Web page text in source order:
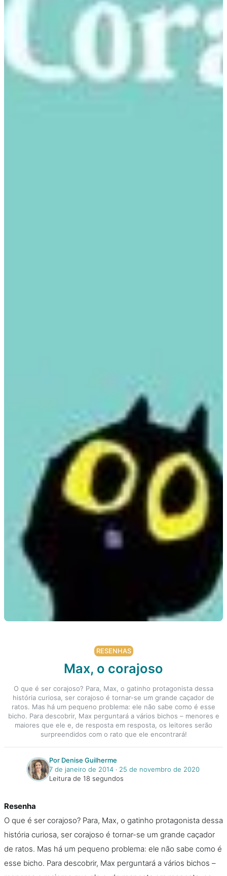
Assine
RESENHAS
Max, o corajoso
O que é ser corajoso? Para, Max, o gatinho protagonista dessa
história curiosa, ser corajoso é tornar-se um grande caçador de
ratos. Mas há um pequeno problema: ele não sabe como é esse
bicho. Para descobrir, Max perguntará a vários bichos – menores e
maiores que ele e, de resposta em resposta, os leitores serão
surpreendidos com o rato que ele encontrará!
Por Denise Guilherme
7 de janeiro de 2014‧ 25 de novembro de 2020
Leitura de 18 segundos
Resenha
O que é ser corajoso? Para, Max, o gatinho protagonista dessa
história curiosa, ser corajoso é tornar-se um grande caçador
de ratos. Mas há um pequeno problema: ele não sabe como é
esse bicho. Para descobrir, Max perguntará a vários bichos –